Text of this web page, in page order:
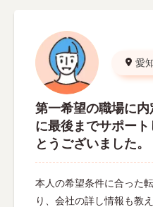
愛
第一希望の職場に
に最後までサポー
とうございました。
本人の希望条件に合った
り、会社の詳し情報も教